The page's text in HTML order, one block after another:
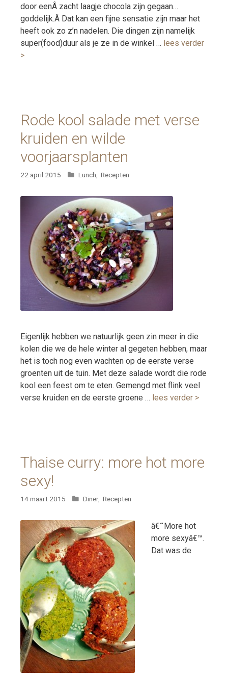
door eenÂ zacht laagje chocola zijn gegaan…
goddelijk.Â Dat kan een fijne sensatie zijn maar het
heeft ook zo z’n nadelen. Die dingen zijn namelijk
super(food)duur als je ze in de winkel … lees verder
>
Rode kool salade met verse
kruiden en wilde
voorjaarsplanten
22 april 2015 Categorieën
Lunch, Recepten
Eigenlijk hebben we natuurlijk geen zin meer in die
kolen die we de hele winter al gegeten hebben, maar
het is toch nog even wachten op de eerste verse
groenten uit de tuin. Met deze salade wordt die rode
kool een feest om te eten. Gemengd met flink veel
verse kruiden en de eerste groene … lees verder >
Thaise curry: more hot more
sexy!
14 maart 2015 Categorieën
Diner, Recepten
â€˜More hot
more sexyâ€™.
Dat was de